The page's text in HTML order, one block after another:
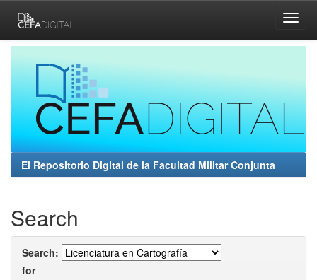
navigation
El Repositorio Digital de la Facultad Militar Conjunta
Search
Search:
for